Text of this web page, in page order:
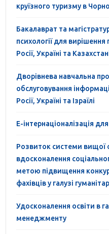
круїзного туризму в
Бакалаврат та
психології для вирішення
Росії, Україні та
Дворівнева навчальна
обслуговування
Росії, Україні та Ізраїлі
Е-інтернаціоналізація
Розвиток системи вищої
вдосконалення
метою підвищення
фахівців у галузі
Удосконалення освіти в
менеджменту